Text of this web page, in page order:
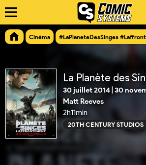
Cinéma #LaPlaneteDesSinges
30 juillet 2014 30
Matt Reeves
2h11min
20TH CENTURY STUDIOS